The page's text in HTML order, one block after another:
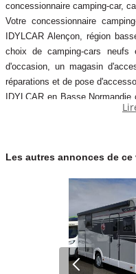
concessionnaire camping-car,
Votre concessionnaire
IDYLCAR Alençon, région
choix de camping-cars neufs
d'occasion, un magasin
réparations et de pose
IDYLCAR en Basse
trouver la réponse à vos
Les autres annonces de ce